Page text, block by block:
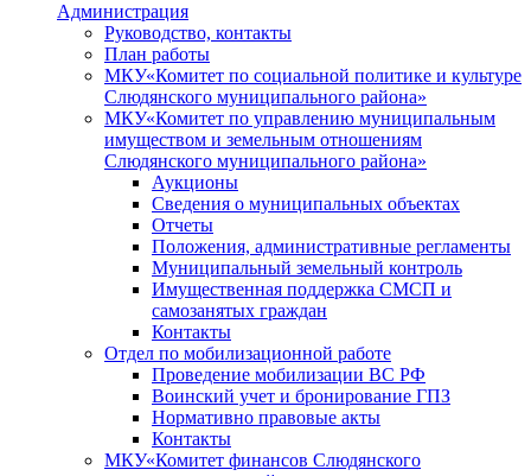
Администрация
Руководство, контакты
План работы
МКУ«Комитет по социальной политике и культуре
Слюдянского муниципального района»
МКУ«Комитет по управлению муниципальным
имуществом и земельным отношениям
Слюдянского муниципального района»
Аукционы
Сведения о муниципальных объектах
Отчеты
Положения, административные регламенты
Муниципальный земельный контроль
Имущественная поддержка СМСП и
самозанятых граждан
Контакты
Отдел по мобилизационной работе
Проведение мобилизации ВС РФ
Воинский учет и бронирование ГПЗ
Нормативно правовые акты
Контакты
МКУ«Комитет финансов Слюдянского